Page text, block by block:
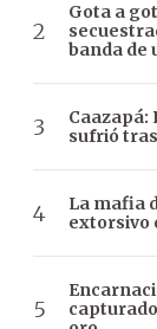
Gota a
banda de
Caazapá:
sufrió
La mafia
extorsivo